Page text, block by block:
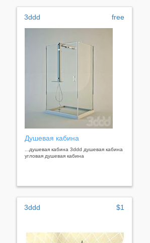
3ddd free
Душевая кабина
...душевая кабина 3ddd душевая кабина
угловая душевая кабина
3ddd $1